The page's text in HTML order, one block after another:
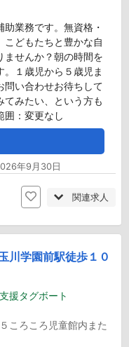
業務です。無資格・
どもたちと豊かな自
ませんか？朝の時間を
１歳児から５歳児ま
問い合わせお待ちして
てみたい、という方も
囲：変更なし
年9月30日
関連求人
川学園前駅徒歩１０
援タグボート
ころころ児童館内また